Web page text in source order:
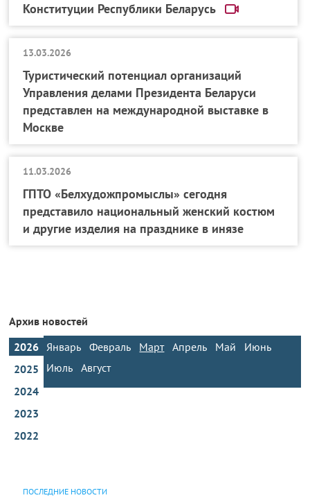
Конституции Республики Беларусь
13.03.2026
Туристический потенциал организаций
Управления делами Президента Беларуси
представлен на международной выставке в
Москве
11.03.2026
ГПТО «Белхудожпромыслы» сегодня
представило национальный женский костюм
и другие изделия на празднике в инязе
Архив новостей
2026 Январь Февраль Март Апрель Май
Июнь
Июль
Август
2025
2024
2023
2022
ПОСЛЕДНИЕ НОВОСТИ